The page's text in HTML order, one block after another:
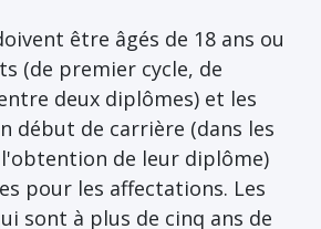
être âgés de 18 ans ou
(de premier cycle, de
deux diplômes) et les
début de carrière (dans les
de leur diplôme)
pour les affectations. Les
sont à plus de cinq ans de